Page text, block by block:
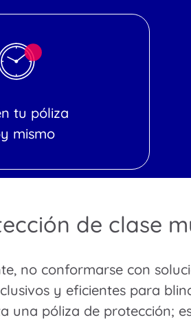
tu póliza
mismo
de clase
no conformarse con
y eficientes para
una póliza de protección;